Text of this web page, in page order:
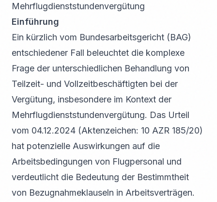
Mehrflugdienststundenvergütung
Einführung
Ein kürzlich vom Bundesarbeitsgericht (BAG)
entschiedener Fall beleuchtet die komplexe
Frage der unterschiedlichen Behandlung von
Teilzeit- und Vollzeitbeschäftigten bei der
Vergütung, insbesondere im Kontext der
Mehrflugdienststundenvergütung. Das Urteil
vom 04.12.2024 (Aktenzeichen: 10 AZR 185/20)
hat potenzielle Auswirkungen auf die
Arbeitsbedingungen von Flugpersonal und
verdeutlicht die Bedeutung der Bestimmtheit
von Bezugnahmeklauseln in Arbeitsverträgen.